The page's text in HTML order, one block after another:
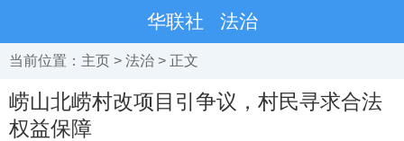
华联社 法治
当前位置： 主页 > 法治 > 正文
崂山北崂村改项目引争议，村民寻求合法
权益保障